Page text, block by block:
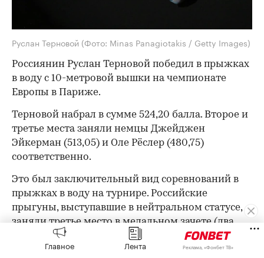
Руслан Терновой (Фото: Minas Panagiotakis / Getty Images)
Россиянин Руслан Терновой победил в прыжках
в воду с 10-метровой вышки на чемпионате
Европы в Париже.
Терновой набрал в сумме 524,20 балла. Второе и
третье места заняли немцы Джейджен
Эйкерман (513,05) и Оле Рёслер (480,75)
соответственно.
Это был заключительный вид соревнований в
прыжках в воду на турнире. Российские
прыгуны, выступавшие в нейтральном статусе,
заняли третье место в медальном зачете (два
золота, три серебра и бронза), уступив
итальянцам (5–1–1) и немцам (3–4–3).
Главное Лента Реклама, «Фонбет ТВ»